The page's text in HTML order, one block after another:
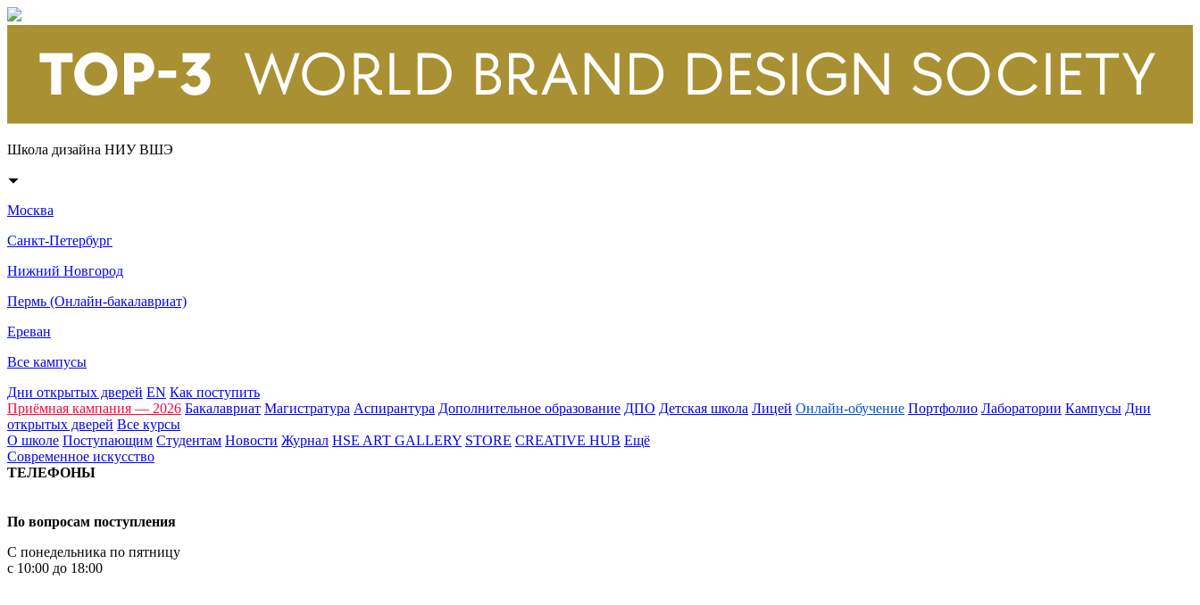
Школа дизайна НИУ ВШЭ
Москва
Санкт-Петербург
Нижний Новгород
Пермь (Онлайн-бакалавриат)
Ереван
Все кампусы
Дни открытых дверей EN Как поступить
Приёмная кампания — 2026 Бакалавриат Магистратура Аспирантура Дополнительное образование ДПО Детская школа Лицей Онлайн-обучение Портфолио Лаборатории Кампусы Дни
открытых дверей Все курсы
О школе Поступающим Студентам Новости Журнал HSE ART GALLERY STORE CREATIVE HUB Ещё
Современное искусство
ТЕЛЕФОНЫ
По вопросам поступления
С понедельника по пятницу
с 10:00 до 18:00